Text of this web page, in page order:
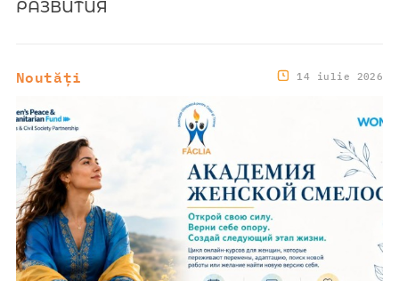
РАЗВИТИЯ
Noutăți 14 iulie 2026